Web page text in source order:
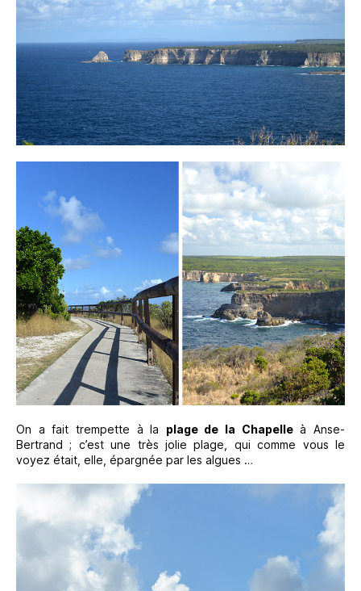
On a fait trempette à la plage de la Chapelleà Anse-
Bertrand ; c’est une très jolie plage, qui comme vous le
voyez était, elle, épargnée par les algues …